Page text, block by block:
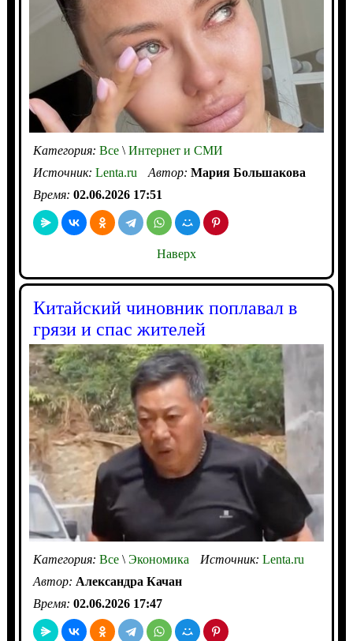
Категория: Все\Интернет и СМИ
Источник: Lenta.ru Автор: Мария Большакова
Время: 02.06.2026 17:51
Наверх
Китайский чиновник поплавал в
грязи и спас жителей
Категория: Все\Экономика Источник: Lenta.ru
Автор: Александра Качан
Время: 02.06.2026 17:47